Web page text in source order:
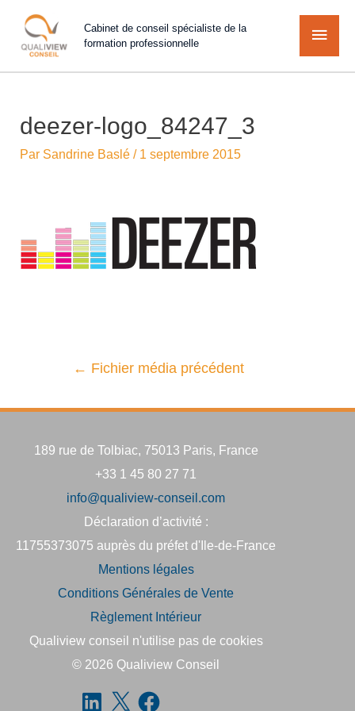
Cabinet de conseil spécialiste de la
formation professionnelle
deezer-logo_84247_3
Par Sandrine Baslé / 1 septembre 2015
← Fichier média précédent
189 rue de Tolbiac, 75013 Paris, France
+33 1 45 80 27 71
info@qualiview-conseil.com
Déclaration d’activité :
11755373075 auprès du préfet d'Ile-de-France
Mentions légales
Conditions Générales de Vente
Règlement Intérieur
Qualiview conseil n'utilise pas de cookies
© 2026 Qualiview Conseil